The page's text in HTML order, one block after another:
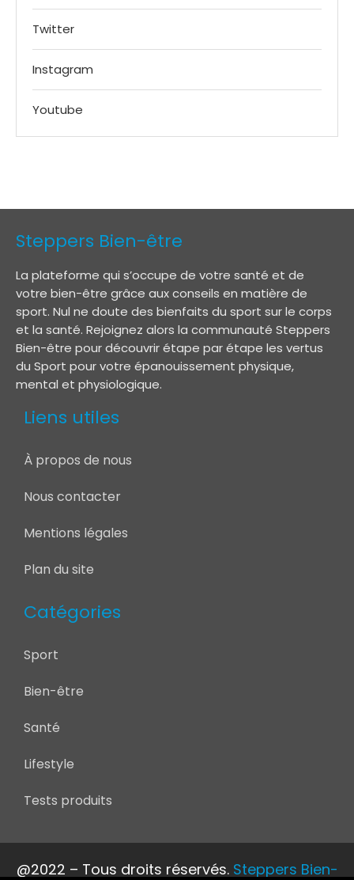
Twitter
Instagram
Youtube
Steppers Bien-être
La plateforme qui s’occupe de votre santé et de
votre bien-être grâce aux conseils en matière de
sport. Nul ne doute des bienfaits du sport sur le corps
et la santé. Rejoignez alors la communauté Steppers
Bien-être pour découvrir étape par étape les vertus
du Sport pour votre épanouissement physique,
mental et physiologique.
Liens utiles
À propos de nous
Nous contacter
Mentions légales
Plan du site
Catégories
Sport
Bien-être
Santé
Lifestyle
Tests produits
@2022 – Tous droits réservés. Steppers Bien-